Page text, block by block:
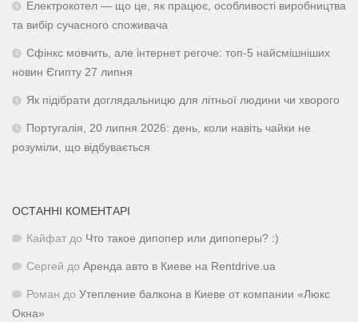
Електрокотел — що це, як працює, особливості виробництва
та вибір сучасного споживача
Сфінкс мовчить, але інтернет регоче: топ-5 найсмішніших
новин Єгипту 27 липня
Як підібрати доглядальницю для літньої людини чи хворого
Португалія, 20 липня 2026: день, коли навіть чайки не
розуміли, що відбувається
ОСТАННІ КОМЕНТАРІ
Кайфат до Что такое дипопер или дипоперы? :)
Сергей до Аренда авто в Киеве на Rentdrive.ua
Роман до Утепление балкона в Киеве от компании «Люкс
Окна»